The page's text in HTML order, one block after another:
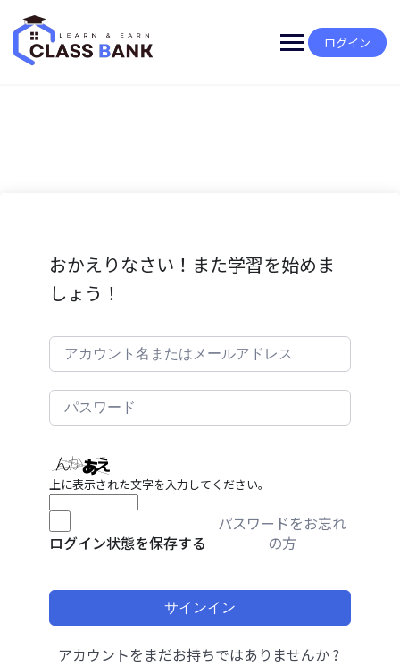
content
ログイン
おかえりなさい！また学習を始めま
しょう！
上に表示された文字を入力してください。
ログイン状態を保存する
パスワードをお忘れ
の方
サインイン
アカウントをまだお持ちではありませんか ?